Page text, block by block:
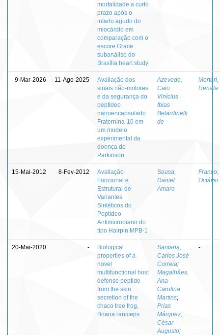
mortalidade a curto
prazo após o
infarto agudo do
miocárdio em
comparação com o
escore Grace :
subanálise do
Brasília heart study
9-Mar-2026 11-Ago-2025
Avaliação dos
sinais não-motores
e da segurança do
peptídeo
nanoencapsulado
Fraternina-10 em
um modelo
experimental da
doença de
Parkinson
Azevedo,
Caio
Vinícius
Ibias
Belardinelli
de
Mortari,
Renata
15-Mai-2012 8-Fev-2012
Avaliação
Funcional e
Estrutural de
Variantes
Sintéticos do
Peptídeo
Antimicrobiano do
tipo Hairpin MPB-1
Sousa,
Daniel
Amaro
Franco,
Octávio
20-Mai-2020 -
Biological
properties of a
novel
multifunctional host
defense peptide
from the skin
secretion of the
chaco tree frog,
Boana raniceps
Santana,
Carlos José
Correia;
Magalhães,
Ana
Carolina
Martins;
Prías
Márquez,
César
Augusto;
-